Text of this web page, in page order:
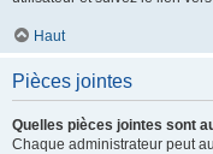
Haut
Pièces jointes
Quelles pièces jointes sont
Chaque administrateur peut